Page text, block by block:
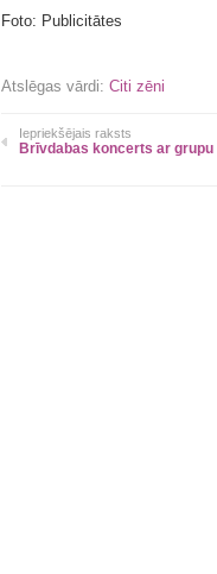
Foto: Publicitātes
Atslēgas vārdi: Citi zēni
Iepriekšējais raksts
Brīvdabas koncerts ar grupu